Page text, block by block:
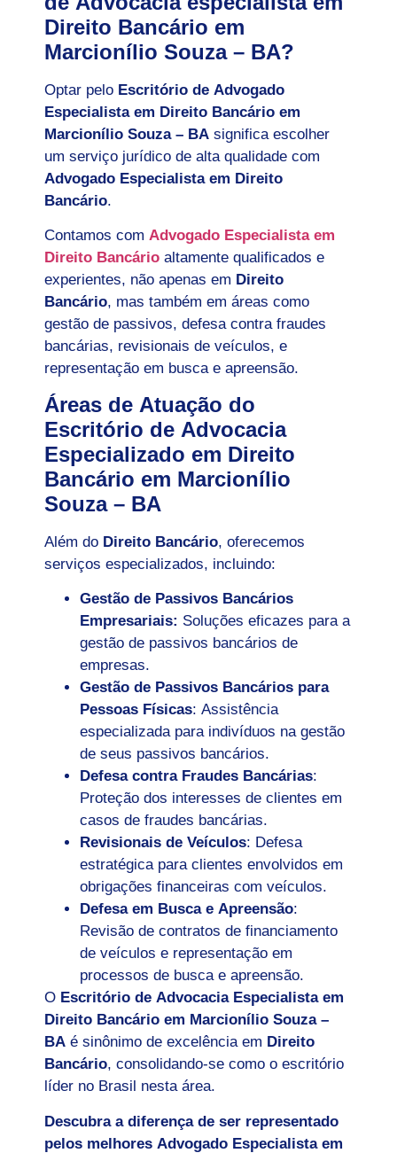
Direito Bancário em
Marcionílio Souza – BA?
Optar pelo Escritório de Advogado
Especialista em Direito Bancário em
Marcionílio Souza – BA significa escolher
um serviço jurídico de alta qualidade com
Advogado Especialista em Direito
Bancário.
Contamos com Advogado Especialista em
Direito Bancário altamente qualificados e
experientes, não apenas em Direito
Bancário, mas também em áreas como
gestão de passivos, defesa contra fraudes
bancárias, revisionais de veículos, e
representação em busca e apreensão.
Áreas de Atuação do
Escritório de Advocacia
Especializado em Direito
Bancário em Marcionílio
Souza – BA
Além do Direito Bancário, oferecemos
serviços especializados, incluindo:
Gestão de Passivos Bancários
Empresariais: Soluções eficazes para a
gestão de passivos bancários de
empresas.
Gestão de Passivos Bancários para
Pessoas Físicas: Assistência
especializada para indivíduos na gestão
de seus passivos bancários.
Defesa contra Fraudes Bancárias:
Proteção dos interesses de clientes em
casos de fraudes bancárias.
Revisionais de Veículos: Defesa
estratégica para clientes envolvidos em
obrigações financeiras com veículos.
Defesa em Busca e Apreensão:
Revisão de contratos de financiamento
de veículos e representação em
processos de busca e apreensão.
O Escritório de Advocacia Especialista em
Direito Bancário em Marcionílio Souza –
BA é sinônimo de excelência em Direito
Bancário, consolidando-se como o escritório
líder no Brasil nesta área.
Descubra a diferença de ser representado
pelos melhores Advogado Especialista em